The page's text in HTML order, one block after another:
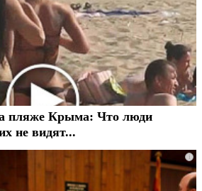
пляже Крыма: Что люди
не видят...
i